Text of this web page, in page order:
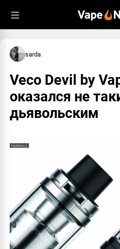
sarda
Veco Devil by
оказался не
дьявольским